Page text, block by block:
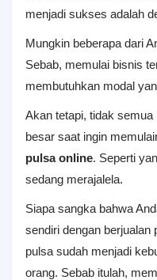
menjadi sukses adalah
Mungkin beberapa dari
Sebab, memulai bisnis
membutuhkan modal
Akan tetapi, tidak
besar saat ingin
pulsa online. Seperti
sedang merajalela.
Siapa sangka bahwa
sendiri dengan berjualan
pulsa sudah menjadi
orang. Sebab itulah,